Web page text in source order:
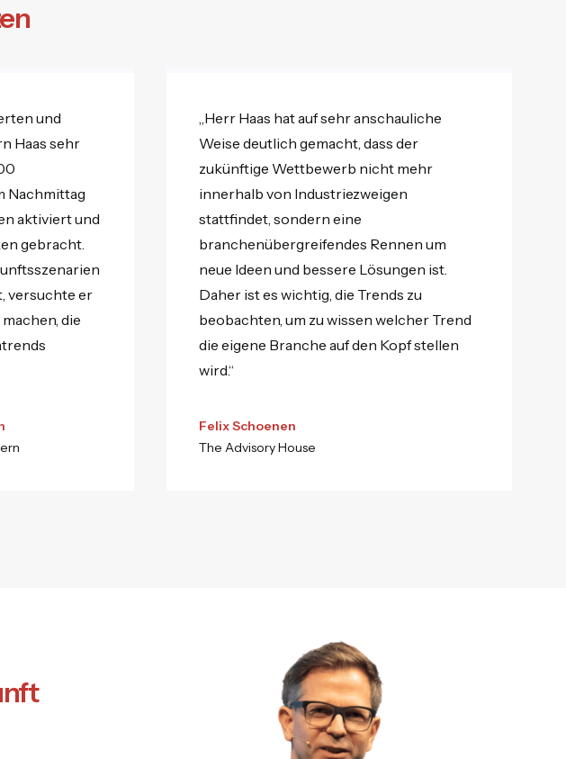
und
Haas sehr
Nachmittag
aktiviert und
gebracht.
versuchte er
die
„Herr Haas hat auf sehr anschauliche
Weise deutlich gemacht, dass der
zukünftige Wettbewerb nicht mehr
innerhalb von Industriezweigen
stattfindet, sondern eine
branchenübergreifendes Rennen um
neue Ideen und bessere Lösungen ist.
Daher ist es wichtig, die Trends zu
beobachten, um zu wissen welcher Trend
die eigene Branche auf den Kopf stellen
wird.“
Felix Schoenen
The Advisory House